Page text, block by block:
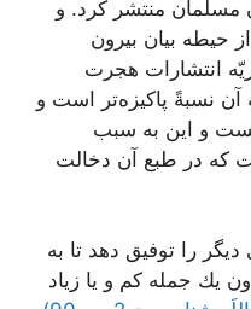
منتشر كرد. و
حيطه بيان بيرون
هجريّه قمريّه انتشارات هجرت
آن نسبةً پاكيزه‌‏تر است و
و اين به سبب
كه در طبع آن دخالت
را توفيق دهد تا به
يك جمله كم و يا زياد